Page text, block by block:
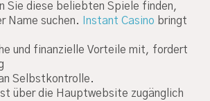
Sie diese beliebten Spiele finden,
Name suchen.
Instant Casino bringt
und finanzielle Vorteile mit, fordert
Selbstkontrolle.
über die Hauptwebsite zugänglich